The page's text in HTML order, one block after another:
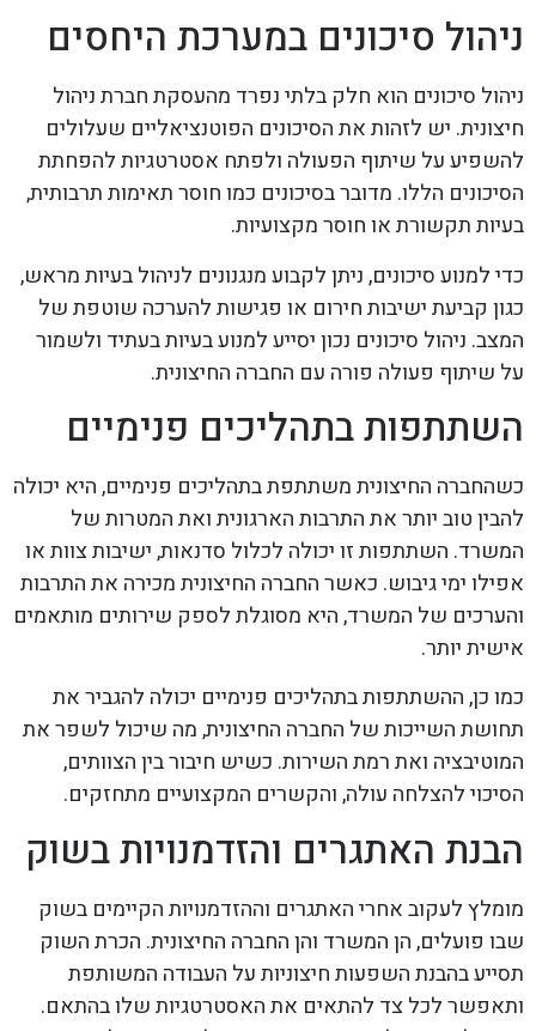
ניהול סיכונים במערכת היחסים
ניהול סיכונים הוא חלק בלתי נפרד מהעסקת חברת ניהול
חיצונית. יש לזהות את הסיכונים הפוטנציאליים שעלולים
להשפיע על שיתוף הפעולה ולפתח אסטרטגיות להפחתת
הסיכונים הללו. מדובר בסיכונים כמו חוסר תאימות תרבותית,
בעיות תקשורת או חוסר מקצועיות.
כדי למנוע סיכונים, ניתן לקבוע מנגנונים לניהול בעיות מראש,
כגון קביעת ישיבות חירום או פגישות להערכה שוטפת של
המצב. ניהול סיכונים נכון יסייע למנוע בעיות בעתיד ולשמור
על שיתוף פעולה פורה עם החברה החיצונית.
השתתפות בתהליכים פנימיים
כשהחברה החיצונית משתתפת בתהליכים פנימיים, היא יכולה
להבין טוב יותר את התרבות הארגונית ואת המטרות של
המשרד. השתתפות זו יכולה לכלול סדנאות, ישיבות צוות או
אפילו ימי גיבוש. כאשר החברה החיצונית מכירה את התרבות
והערכים של המשרד, היא מסוגלת לספק שירותים מותאמים
אישית יותר.
כמו כן, ההשתתפות בתהליכים פנימיים יכולה להגביר את
תחושת השייכות של החברה החיצונית, מה שיכול לשפר את
המוטיבציה ואת רמת השירות. כשיש חיבור בין הצוותים,
הסיכוי להצלחה עולה, והקשרים המקצועיים מתחזקים.
הבנת האתגרים והזדמנויות בשוק
מומלץ לעקוב אחרי האתגרים וההזדמנויות הקיימים בשוק
שבו פועלים, הן המשרד והן החברה החיצונית. הכרת השוק
תסייע בהבנת השפעות חיצוניות על העבודה המשותפת
ותאפשר לכל צד להתאים את האסטרטגיות שלו בהתאם.